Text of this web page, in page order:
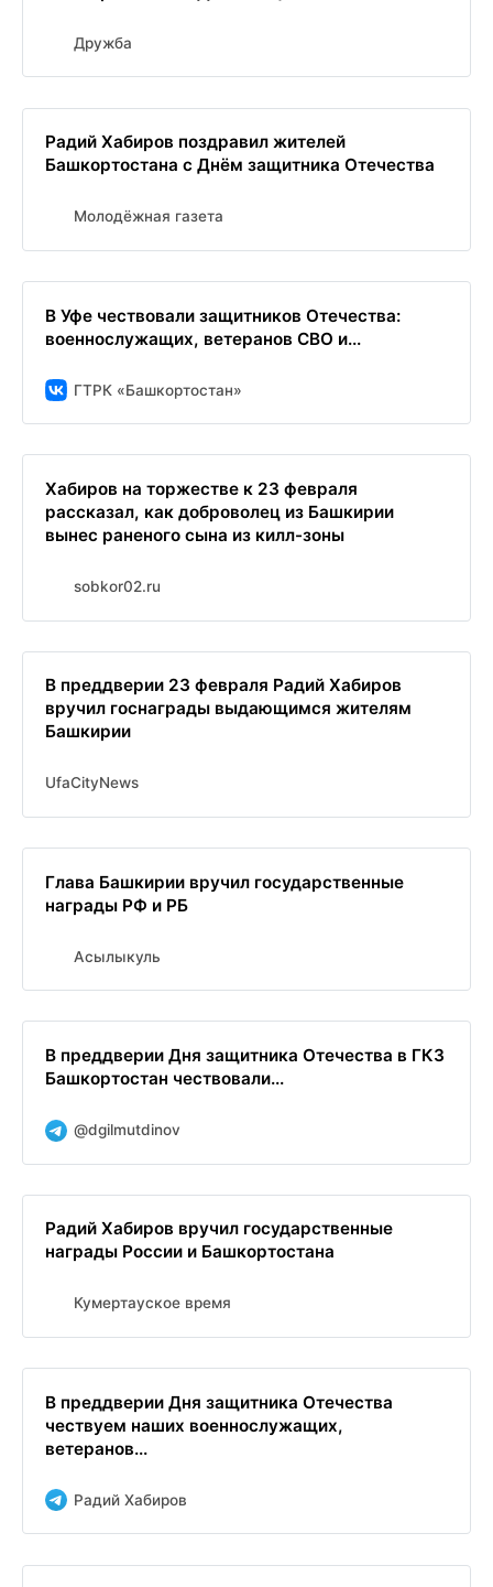
Дружба
Радий Хабиров поздравил жителей
Башкортостана с Днём защитника Отечества
Молодёжная газета
В Уфе чествовали защитников Отечества:
военнослужащих, ветеранов СВО и...
ГТРК «Башкортостан»
Хабиров на торжестве к 23 февраля
рассказал, как доброволец из Башкирии
вынес раненого сына из килл-зоны
sobkor02.ru
В преддверии 23 февраля Радий Хабиров
вручил госнаграды выдающимся жителям
Башкирии
UfaCityNews
Глава Башкирии вручил государственные
награды РФ и РБ
Асылыкуль
В преддверии Дня защитника Отечества в ГКЗ
Башкортостан чествовали...
@dgilmutdinov
Радий Хабиров вручил государственные
награды России и Башкортостана
Кумертауское время
В преддверии Дня защитника Отечества
чествуем наших военнослужащих,
ветеранов...
Радий Хабиров